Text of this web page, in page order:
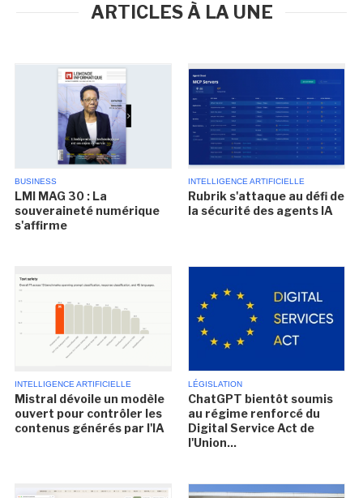
ARTICLES À LA UNE
BUSINESS
LMI MAG 30 : La
souveraineté numérique
s'affirme
INTELLIGENCE ARTIFICIELLE
Rubrik s'attaque au défi de
la sécurité des agents IA
INTELLIGENCE ARTIFICIELLE
Mistral dévoile un modèle
ouvert pour contrôler les
contenus générés par l'IA
LÉGISLATION
ChatGPT bientôt soumis
au régime renforcé du
Digital Service Act de
l'Union...